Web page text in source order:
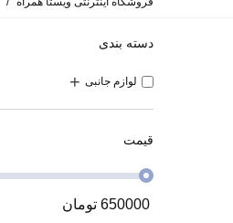
دسته بندی
لوازم جانبی +
قیمت
650000 تومان